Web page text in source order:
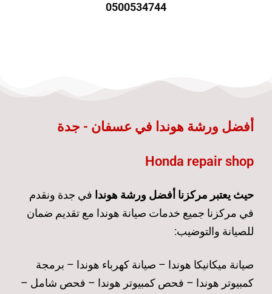
0500534744
أفضل ورشة هوندا في عسفان - جدة
Honda repair shop
حيث يعتبر مركزنا أفضل ورشة هوندا في جدة ونقدم
في مركزنا جميع خدمات صيانة هوندا مع تقديم ضمان
للصيانة والتوضيب:
صيانة ميكانيكا هوندا – صيانة كهرباء هوندا – برمجة
كمبيوتر هوندا – فحص كمبيوتر هوندا – فحص شامل –